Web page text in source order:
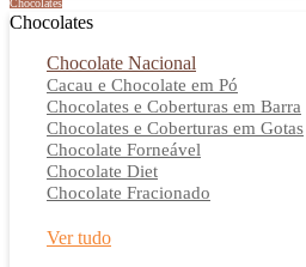
Chocolates
Chocolates
Chocolate Nacional
Cacau e Chocolate em Pó
Chocolates e Coberturas em Barra
Chocolates e Coberturas em Gotas
Chocolate Forneável
Chocolate Diet
Chocolate Fracionado
Ver tudo